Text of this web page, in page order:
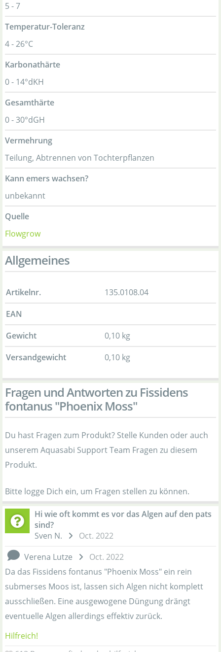
5 - 7
Temperatur-Toleranz
4 - 26°C
Karbonathärte
0 - 14°dKH
Gesamthärte
0 - 30°dGH
Vermehrung
Teilung, Abtrennen von Tochterpflanzen
Kann emers wachsen?
unbekannt
Quelle
Flowgrow
Allgemeines
Artikelnr.
135.0108.04
EAN
Gewicht
0,10 kg
Versandgewicht
0,10 kg
Fragen und Antworten zu Fissidens
fontanus "Phoenix Moss"
Du hast Fragen zum Produkt? Stelle Kunden oder auch
unserem Aquasabi Support Team Fragen zu diesem
Produkt.
Bitte logge Dich ein, um Fragen stellen zu können.
Hi wie oft kommt es vor das Algen auf den pats
sind?
Sven N.
Oct. 2022
Verena Lutze
Oct. 2022
Da das Fissidens fontanus "Phoenix Moss" ein rein
submerses Moos ist, lassen sich Algen nicht komplett
ausschließen. Eine ausgewogene Düngung drängt
eventuelle Algen allerdings effektiv zurück.
Hilfreich!